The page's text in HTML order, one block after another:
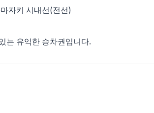
키 시내선(전선)
는 유익한 승차권입니다.